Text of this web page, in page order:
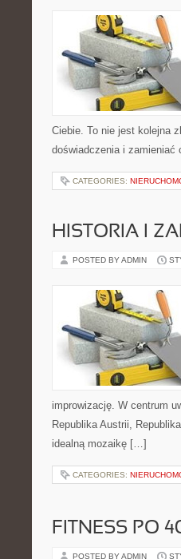
Ciebie. To nie jest kolejna
doświadczenia i
CATEGORIES:
HISTORIA I
POSTED BY ADMIN
improwizację. W centrum
Republika Austrii,
idealną mozaikę […]
CATEGORIES:
FITNESS PO
POSTED BY ADMIN